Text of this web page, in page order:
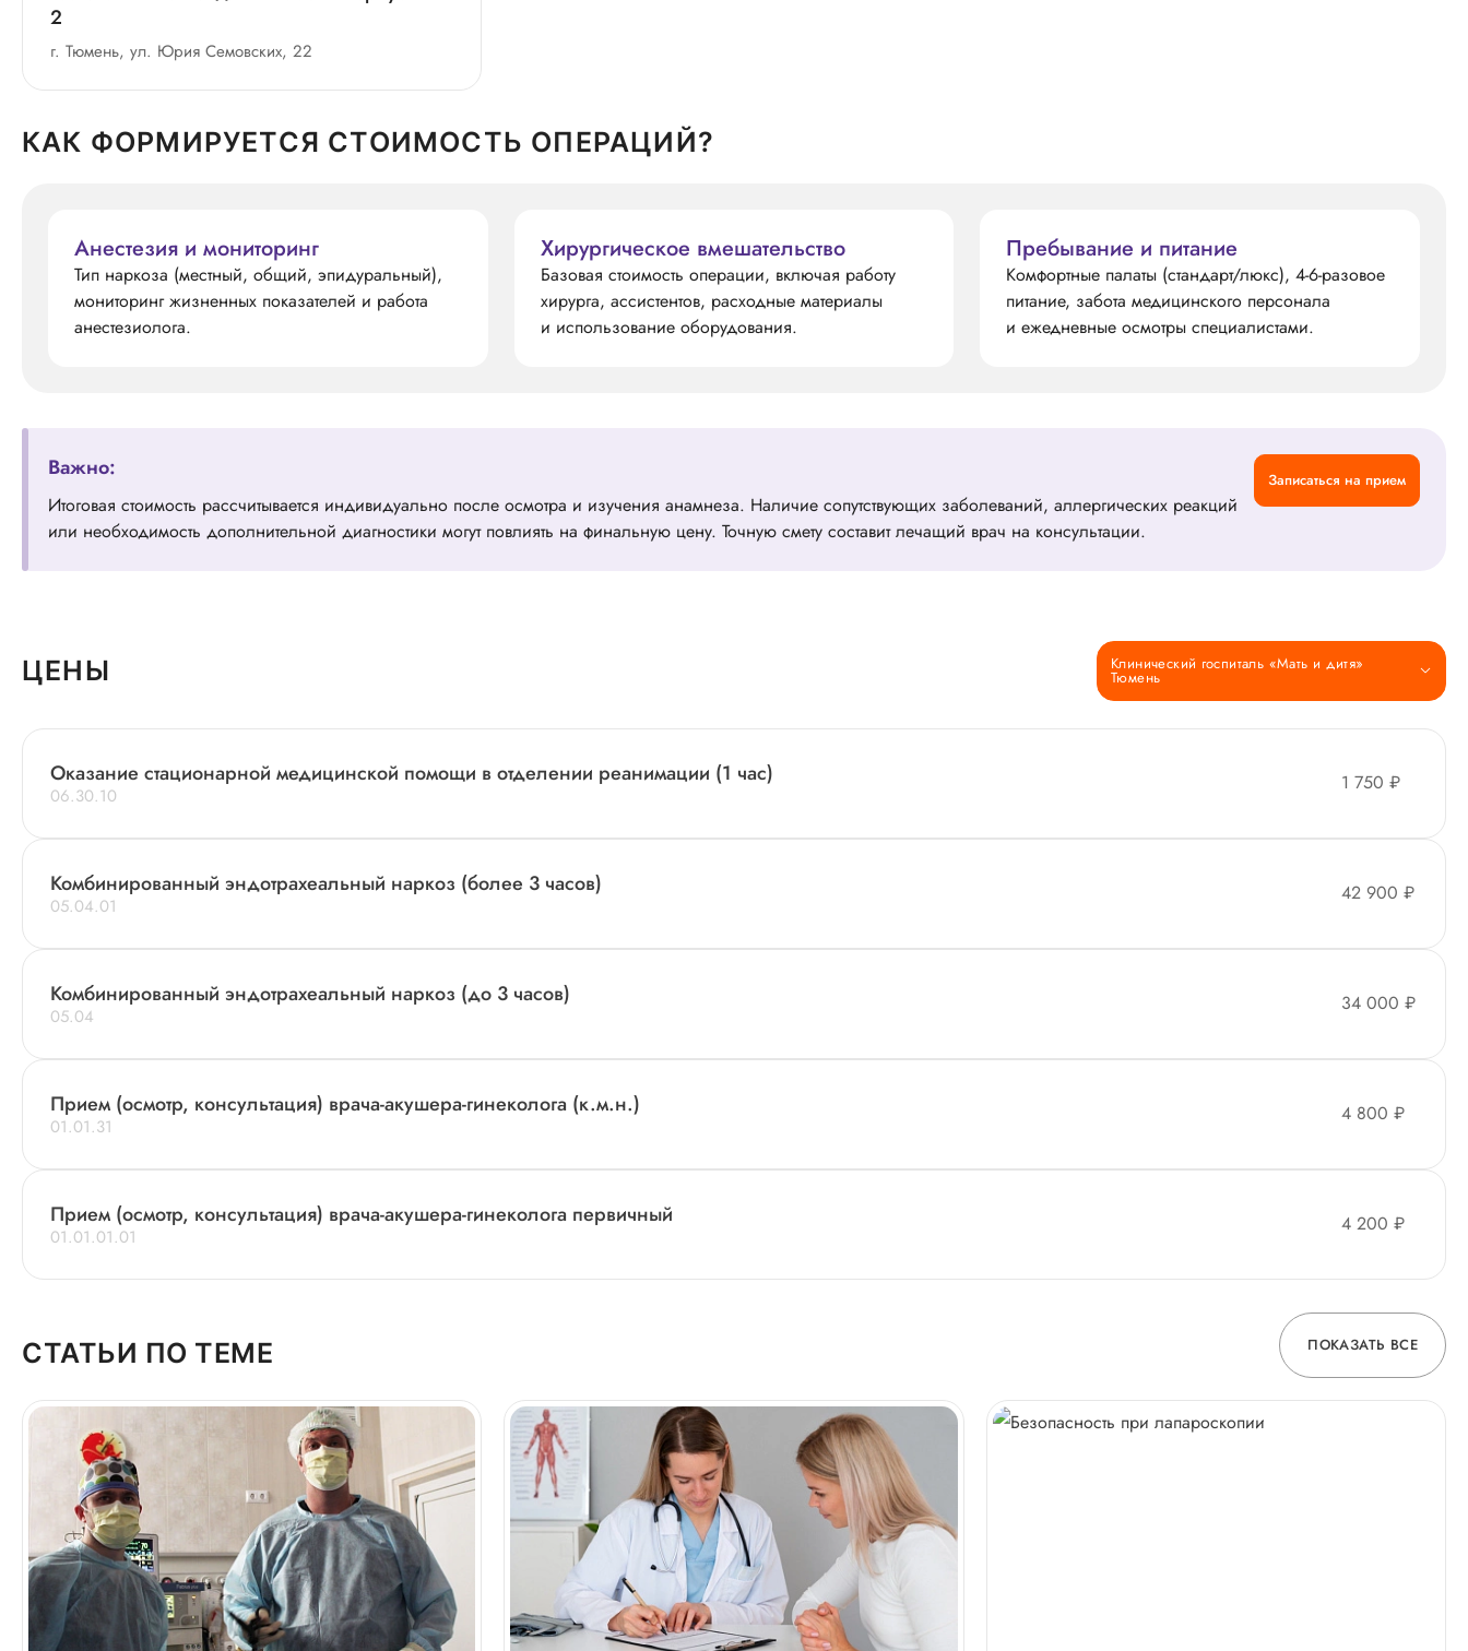
2
г. Тюмень, ул. Юрия Семовских, 22
КАК ФОРМИРУЕТСЯ СТОИМОСТЬ ОПЕРАЦИЙ?
Анестезия и мониторинг
Тип наркоза (местный, общий, эпидуральный),
мониторинг жизненных показателей и работа
анестезиолога.
Хирургическое вмешательство
Базовая стоимость операции, включая работу
хирурга, ассистентов, расходные материалы
и использование оборудования.
Пребывание и питание
Комфортные палаты (стандарт/люкс), 4-6-разовое
питание, забота медицинского персонала
и ежедневные осмотры специалистами.
Важно:
Итоговая стоимость рассчитывается индивидуально после осмотра и изучения анамнеза. Наличие сопутствующих заболеваний, аллергических реакций
или необходимость дополнительной диагностики могут повлиять на финальную цену. Точную смету составит лечащий врач на консультации.
Записаться на прием
ЦЕНЫ Клинический госпиталь «Мать и дитя»
Тюмень
Оказание стационарной медицинской помощи в отделении реанимации (1 час)
06.30.10
1 750 ₽
Комбинированный эндотрахеальный наркоз (более 3 часов)
05.04.01
42 900 ₽
Комбинированный эндотрахеальный наркоз (до 3 часов)
05.04
34 000 ₽
Прием (осмотр, консультация) врача-акушера-гинеколога (к.м.н.)
01.01.31
4 800 ₽
Прием (осмотр, консультация) врача-акушера-гинеколога первичный
01.01.01.01
4 200 ₽
СТАТЬИ ПО ТЕМЕ ПОКАЗАТЬ ВСЕ